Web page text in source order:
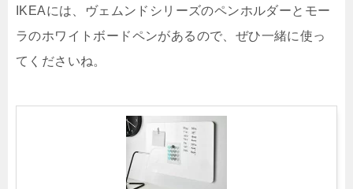
IKEAには、ヴェムンドシリーズのペンホルダーとモー
ラのホワイトボードペンがあるので、ぜひ一緒に使っ
てくださいね。